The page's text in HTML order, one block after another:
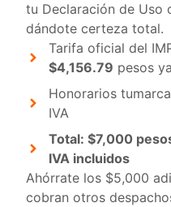
tu Declaración de Uso
dándote certeza total.
Tarifa oficial del
$4,156.79 pesos
Honorarios
IVA
Total: $7,000
IVA incluidos
Ahórrate los $5,000
cobran otros